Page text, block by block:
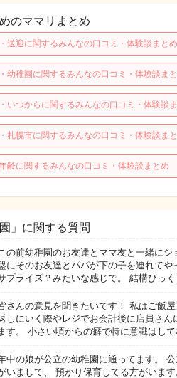
のママリまとめ
送迎に関するみんなの口コミ・体験談まとめ
幼稚園に関するみんなの口コミ・体験談ま
いつからに関するみんなの口コミ・体験談
札幌市に関するみんなの口コミ・体験談ま
齢に関するみんなの口コミ・体験談まとめ
園」に関する質問
の前幼稚園のお友達とママ友と一緒に
にそのお友達とパパが下の子を連れてや
プライズ？みたいな感じで。 結構びっ
さんの意見を聞きたいです！ 私はご飯
しにいく際やレジでお会計後に店員さ
す。 小さい頃からの癖で特に意識はし
中の娘が公立の幼稚園に通ってます。
いまして、 預かり保育してる方がいま